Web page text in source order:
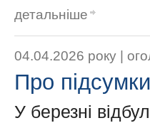
детальніше
04.04.2026 року |
Про
У березні